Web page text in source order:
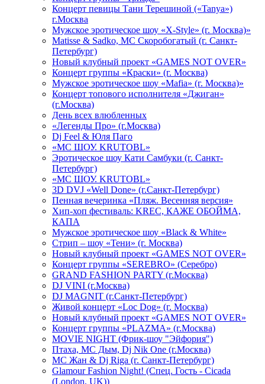
Концерт певицы Тани Терешиной («Tanya»)
г.Москва
Мужское эротическое шоу «X-Style» (г. Москва)»
Matissе & Sadko, MC Скоробогатый (г. Санкт-
Петербург)
Новый клубный проект «GAMES NOT OVER»
Концерт группы «Краски» (г. Москва)
Мужское эротическое шоу «Mafia» (г. Москва)»
Концерт топового исполнителя «Джиган»
(г.Москва)
День всех влюбленных
«Легенды Про» (г.Москва)
Dj Feel & Юля Паго
«МС ШОУ. KRUTOBL»
Эротическое шоу Кати Самбуки (г. Санкт-
Петербург)
«МС ШОУ. KRUTOBL»
3D DVJ «Well Done» (г.Санкт-Петербург)
Пенная вечеринка «Пляж. Весенняя версия»
Хип-хоп фестиваль: KREC, КАЖЕ ОБОЙМА,
КАПА
Мужское эротическое шоу «Black & White»
Стрип – шоу «Тени» (г. Москва)
Новый клубный проект «GAMES NOT OVER»
Концерт группы «SEREBRO» (Серебро)
GRAND FASHION PARTY (г.Москва)
DJ VINI (г.Москва)
DJ MAGNIT (г.Санкт-Петербург)
Живой концерт «Loc Dog» (г. Москва)
Новый клубный проект «GAMES NOT OVER»
Концерт группы «PLAZMA» (г.Москва)
MOVIE NIGHT (Фрик-шоу "Эйфория")
Птаха, МС Дым, Dj Nik One (г.Москва)
МС Жан & Dj Riga (г. Санкт-Петербург)
Glamour Fashion Night! (Спец. Гость - Cicada
(London, UK))